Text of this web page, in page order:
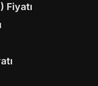
Fiyatı